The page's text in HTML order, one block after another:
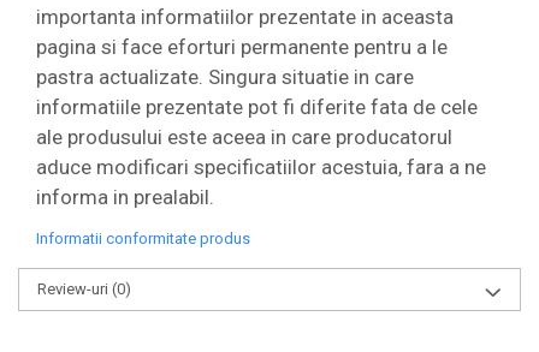
importanta informatiilor prezentate in aceasta
pagina si face eforturi permanente pentru a le
pastra actualizate. Singura situatie in care
informatiile prezentate pot fi diferite fata de cele
ale produsului este aceea in care producatorul
aduce modificari specificatiilor acestuia, fara a ne
informa in prealabil.
Informatii conformitate produs
Review-uri (0)